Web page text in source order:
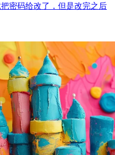
密码给改了，但是改完之后